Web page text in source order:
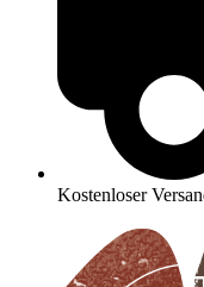
Kostenloser